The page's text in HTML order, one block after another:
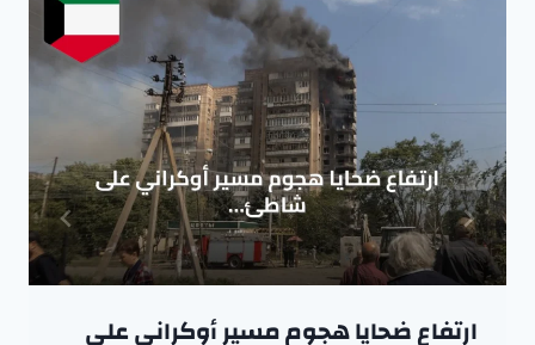
ارتفاع ضحايا هجوم مسير أوكراني على